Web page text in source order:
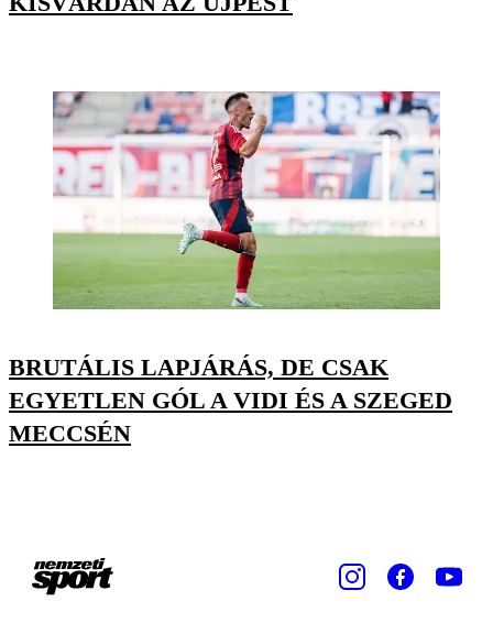
BRUTÁLIS LAPJÁRÁS, DE CSAK
EGYETLEN GÓL A VIDI ÉS A SZEGED
MECCSÉN